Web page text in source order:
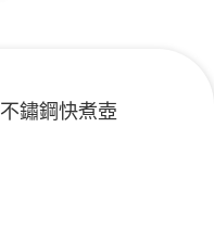
鏽鋼快煮壺